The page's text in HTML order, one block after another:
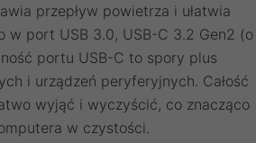
przepływ powietrza i ułatwia
w port USB 3.0, USB-C 3.2 Gen2 (o
portu USB-C to spory plus
i urządzeń peryferyjnych. Całość
wyjąć i wyczyścić, co znacząco
w czystości.